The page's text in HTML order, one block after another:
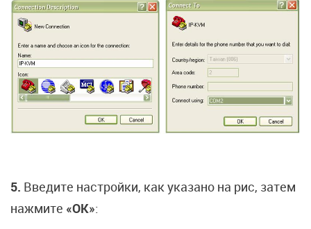
5. Введите настройки, как указано на рис, затем
нажмите «OK»: